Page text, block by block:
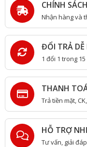
CHÍNH
Nhận hàng và
ĐỔI TRẢ DỄ
1 đổi 1 trong
THANH
Trả tiền mặt,
HỖ TRỢ
Tư vấn, giải